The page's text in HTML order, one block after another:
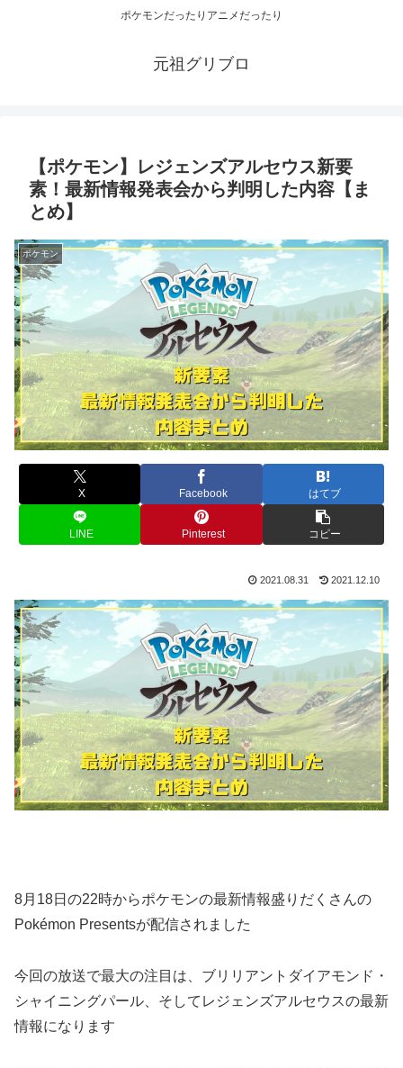
ポケモンだったりアニメだったり
元祖グリブロ
【ポケモン】レジェンズアルセウス新要
素！最新情報発表会から判明した内容【ま
とめ】
ポケモン
X Facebook はてブ
LINE Pinterest コピー
2021.08.31 2021.12.10
8月18日の22時からポケモンの最新情報盛りだくさんの
Pokémon Presentsが配信されました
今回の放送で最大の注目は、ブリリアントダイアモンド・
シャイニングパール、そしてレジェンズアルセウスの最新
情報になります